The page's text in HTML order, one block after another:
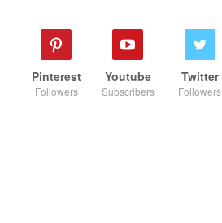
Twitter
Followers
Youtube
Subscribers
Pinterest
Followers